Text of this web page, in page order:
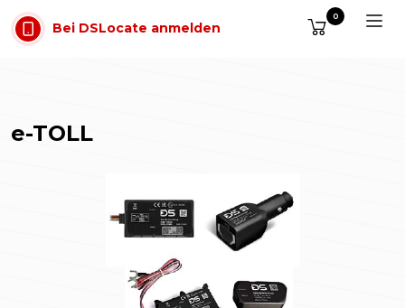
Zum Inhalt springen
Bei DSLocate anmelden
0
e-TOLL